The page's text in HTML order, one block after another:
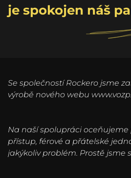
Se společností Rockero jsme
výrobě nového webu
Na naší spolupráci
přístup, férové a přátelské
jakýkoliv problém. Prostě jsme
je spokojen náš